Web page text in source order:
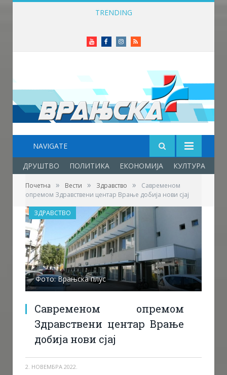
TRENDING
YoutubeFacebookInstagram
RSS
NAVIGATE
ДРУШТВО ПОЛИТИКА ЕКОНОМИЈА КУЛТУРА
Почетна » Вести » Здравство »
Савременом
опремом Здравствени центар Врање добија нови сјај
Фото: Врањска плус
Савременом опремом
Здравствени центар Врање
добија нови сјај
2. НОВЕМБРА 2022.
ЗДРАВСТВО